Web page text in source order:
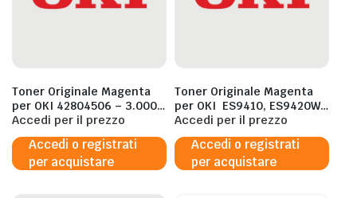
Toner Originale Magenta
per OKI 42804506 – 3.000
pagine al 5%
Accedi per il prezzo
Accedi o registrati
per acquistare
Toner Originale Magenta
per OKI ES9410, ES9420WT
– 15.000 pagine al 5%
Accedi per il prezzo
Accedi o registrati
per acquistare